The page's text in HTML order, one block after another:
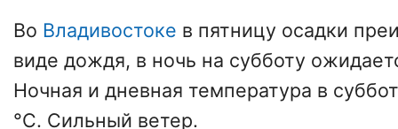
Во Владивостоке в пятницу осадки
виде дождя, в ночь на субботу
Ночная и дневная температура в
°C. Сильный ветер.